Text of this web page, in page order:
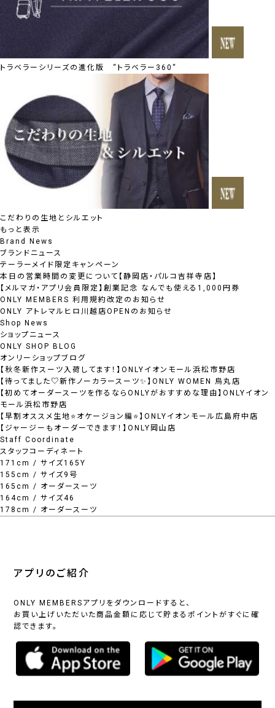
トラベラーシリーズの進化版 “トラベラー360“
こだわりの生地とシルエット
もっと表示
Brand News
ブランドニュース
テーラーメイド限定キャンペーン
本日の営業時間の変更について【静岡店・パルコ吉祥寺店】
【メルマガ・アプリ会員限定】創業記念 なんでも使える1,000円券
ONLY MEMBERS 利用規約改定のお知らせ
ONLY アトレマルヒロ川越店OPENのお知らせ
Shop News
ショップニュース
ONLY SHOP BLOG
オンリーショップブログ
【秋冬新作スーツ入荷してます！】ONLYイオンモール浜松市野店
【待ってました♡新作ノーカラースーツ✨】ONLY WOMEN 烏丸店
【初めてオーダースーツを作るならONLYがおすすめな理由】ONLYイオン
モール浜松市野店
【早割オススメ生地⭐オケージョン編⭐】ONLYイオンモール広島府中店
【ジャージーもオーダーできます！】ONLY岡山店
Staff Coordinate
スタッフコーディネート
171cm / サイズ165Y
155cm / サイズ9号
165cm / オーダースーツ
164cm / サイズ46
178cm / オーダースーツ
アプリのご紹介
ONLY MEMBERSアプリをダウンロードすると、
お買い上げいただいた商品金額に応じて貯まるポイントがすぐに確
認できます。